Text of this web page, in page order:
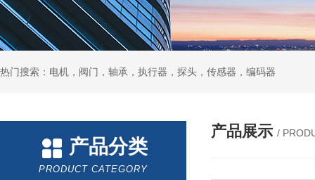
热门搜索：电机，阀门，轴承，执行器，探头，传感器，编码器
产品分类
PRODUCT CATEGORY
产品展示 /